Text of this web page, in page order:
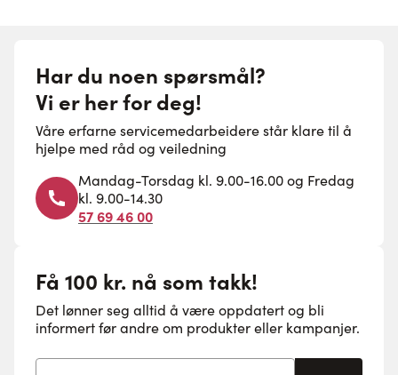
Har du noen spørsmål?
Vi er her for deg!
Våre erfarne servicemedarbeidere står klare til å
hjelpe med råd og veiledning
Mandag-Torsdag kl. 9.00-16.00 og Fredag
kl. 9.00-14.30
57 69 46 00
Få 100 kr. nå som takk!
Det lønner seg alltid å være oppdatert og bli
informert før andre om produkter eller kampanjer.